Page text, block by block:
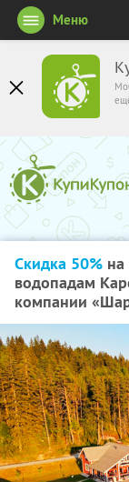
Меню
Скидка 50%
водопадам
компании